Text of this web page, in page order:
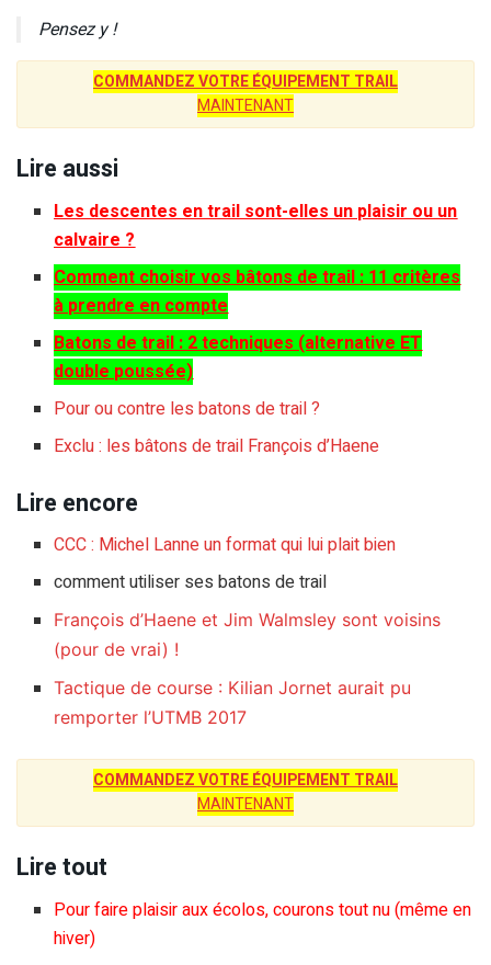
Pensez y !
COMMANDEZ VOTRE ÉQUIPEMENT TRAIL
MAINTENANT
Lire aussi
Les descentes en trail sont-elles un plaisir ou un
calvaire ?
Comment choisir vos bâtons de trail : 11 critères
à prendre en compte
Batons de trail : 2 techniques (alternative ET
double poussée)
Pour ou contre les batons de trail ?
Exclu : les bâtons de trail François d’Haene
Lire encore
CCC : Michel Lanne un format qui lui plait bien
comment utiliser ses batons de trail
François d’Haene et Jim Walmsley sont voisins
(pour de vrai) !
Tactique de course : Kilian Jornet aurait pu
remporter l’UTMB 2017
COMMANDEZ VOTRE ÉQUIPEMENT TRAIL
MAINTENANT
Lire tout
Pour faire plaisir aux écolos, courons tout nu (même en
hiver)